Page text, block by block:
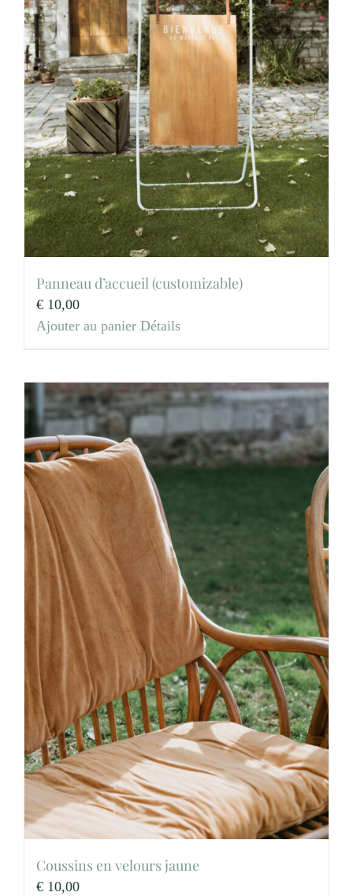
Panneau d’accueil (customizable)
€ 10,00
Ajouter au panier Détails
Coussins en velours jaune
€ 10,00